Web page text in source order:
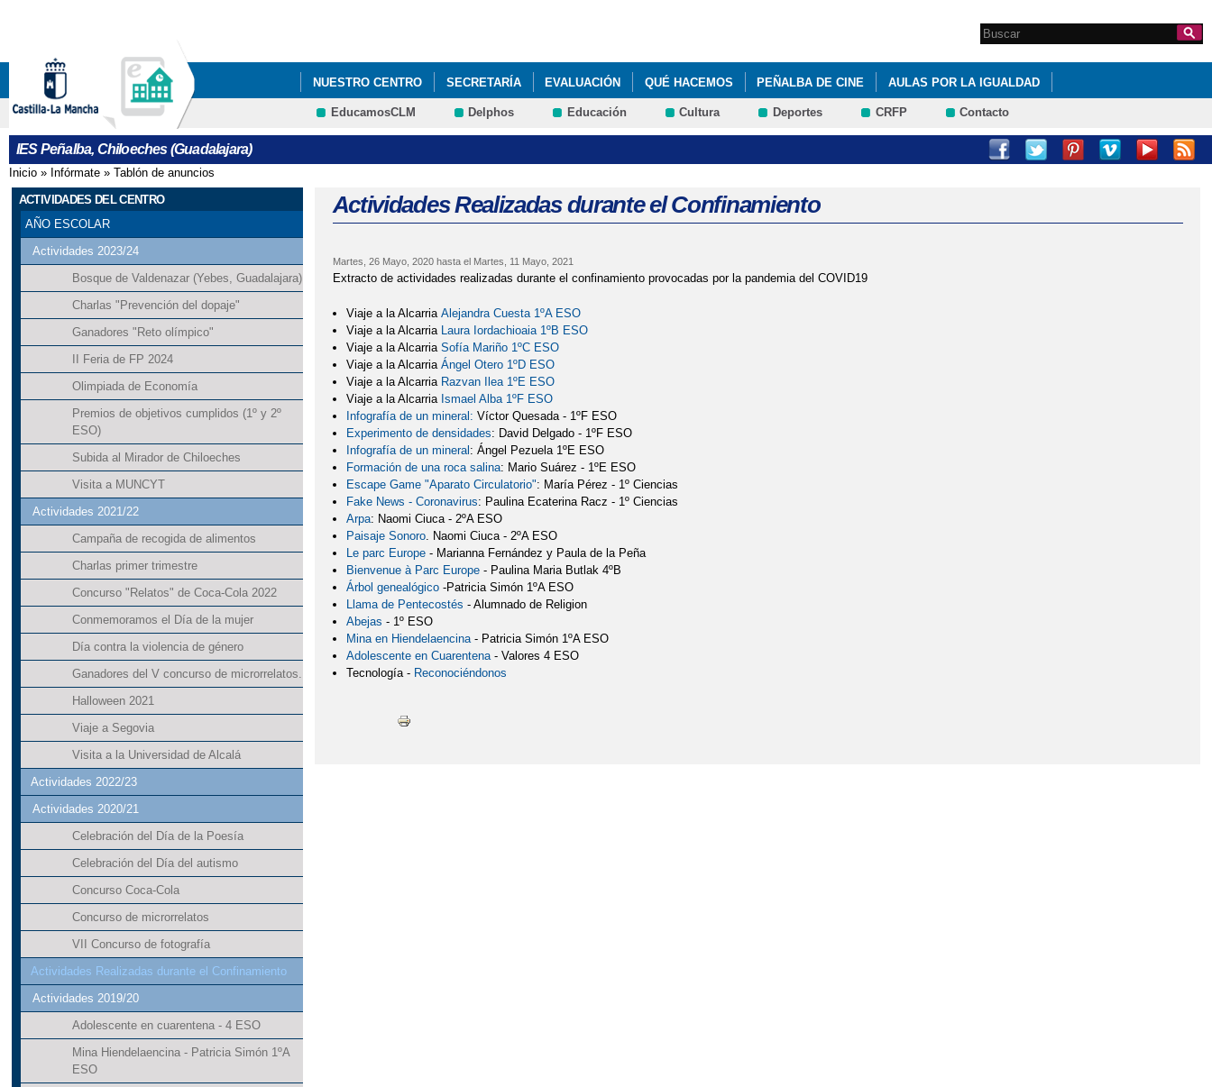
Formulario de
búsqueda
Search this site
NUESTRO CENTRO SECRETARÍA EVALUACIÓN QUÉ HACEMOS PEÑALBA DE CINE AULAS POR LA IGUALDAD
EL PEÑALBA SE INTERNACIONALIZA ANTÁRTIDA 22/23
EducamosCLM Delphos Educación Cultura Deportes CRFP Contacto
IES Peñalba, Chiloeches (Guadalajara)
Se encuentra usted aquí
Inicio » Infórmate » Tablón de anuncios
ACTIVIDADES DEL CENTRO
AÑO ESCOLAR
Actividades 2023/24
Bosque de Valdenazar (Yebes, Guadalajara)
Charlas "Prevención del dopaje"
Ganadores "Reto olímpico"
II Feria de FP 2024
Olimpiada de Economía
Premios de objetivos cumplidos (1º y 2º
ESO)
Subida al Mirador de Chiloeches
Visita a MUNCYT
Actividades 2021/22
Campaña de recogida de alimentos
Charlas primer trimestre
Concurso "Relatos" de Coca-Cola 2022
Conmemoramos el Día de la mujer
Día contra la violencia de género
Ganadores del V concurso de microrrelatos.
Halloween 2021
Viaje a Segovia
Visita a la Universidad de Alcalá
Actividades 2022/23
Actividades 2020/21
Celebración del Día de la Poesía
Celebración del Día del autismo
Concurso Coca-Cola
Concurso de microrrelatos
VII Concurso de fotografía
Actividades Realizadas durante el Confinamiento
Actividades 2019/20
Adolescente en cuarentena - 4 ESO
Mina Hiendelaencina - Patricia Simón 1ºA
ESO
Actividades Realizadas durante el Confinamiento
Martes, 26 Mayo, 2020hasta el Martes, 11 Mayo, 2021
Extracto de actividades realizadas durante el confinamiento provocadas por la pandemia del COVID19
Viaje a la AlcarriaAlejandra Cuesta 1ºA ESO
Viaje a la Alcarria Laura Iordachioaia 1ºB ESO
Viaje a la AlcarriaSofía Mariño 1ºC ESO
Viaje a la AlcarriaÁngel Otero 1ºD ESO
Viaje a la Alcarria Razvan Ilea 1ºE ESO
Viaje a la Alcarria Ismael Alba 1ºF ESO
Infografía de un mineral: Víctor Quesada - 1ºF ESO
Experimento de densidades: David Delgado - 1ºF ESO
Infografía de un mineral : Ángel Pezuela 1ºE ESO
Formación de una roca salina: Mario Suárez - 1ºE ESO
Escape Game "Aparato Circulatorio": María Pérez - 1º Ciencias
Fake News - Coronavirus: Paulina Ecaterina Racz - 1º Ciencias
Arpa: Naomi Ciuca - 2ºA ESO
Paisaje Sonoro. Naomi Ciuca - 2ºA ESO
Le parc Europe - Marianna Fernández y Paula de la Peña
Bienvenue à Parc Europe - Paulina Maria Butlak 4ºB
Árbol genealógico -Patricia Simón 1ºA ESO
Llama de Pentecostés - Alumnado de Religion
Abejas- 1º ESO
Mina en Hiendelaencina- Patricia Simón 1ºA ESO
Adolescente en Cuarentena- Valores 4 ESO
Tecnología - Reconociéndonos